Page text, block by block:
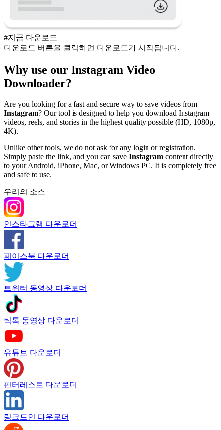
#지금 다운로드
다운로드 버튼을 클릭하면 다운로드가 시작됩니다.
Why use our Instagram Video
Downloader?
Are you looking for a fast and secure way to save videos from
Instagram? Our tool is designed to help you download Instagram
videos, reels, and stories in the highest quality possible (HD, 1080p,
4K).
Unlike other tools, we do not ask for any login or registration.
Simply paste the link, and you can save Instagram content directly
to your Android, iPhone, Mac, or Windows PC. It is completely free
and safe to use.
우리의 소스
인스타그램 다운로더
페이스북 다운로더
트위터 동영상 다운로더
틱톡 동영상 다운로더
유튜브 다운로더
핀터레스트 다운로더
링크드인 다운로더